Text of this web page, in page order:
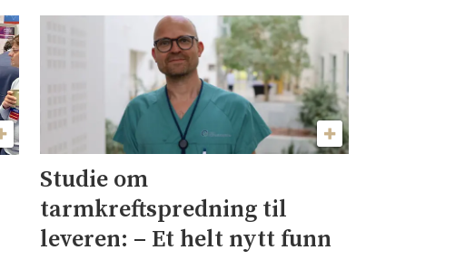
Studie om
tarmkreftspredning til
leveren: – Et helt nytt funn